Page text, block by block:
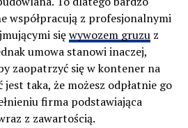
współpracują z profesjonalnymi
sięwywozem gruzu z
umowa stanowi inaczej,
zaopatrzyć się wkontener na
jest taka, że możesz odpłatnie go
firma podstawiająca
z zawartością.